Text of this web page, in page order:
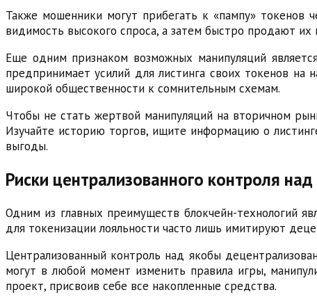
Также мошенники могут прибегать к «пампу» токенов
видимость высокого спроса, а затем быстро продают
Еще одним признаком возможных манипуляций
предпринимает усилий для листинга своих токенов
широкой общественности к сомнительным схемам.
Чтобы не стать жертвой манипуляций на вторичном
Изучайте историю торгов, ищите информацию о
выгоды.
Риски централизованного контроля
Одним из главных преимуществ блокчейн-технологий
для токенизации лояльности часто лишь имитируют
Централизованный контроль над якобы
могут в любой момент изменить правила игры,
проект, присвоив себе все накопленные средства.